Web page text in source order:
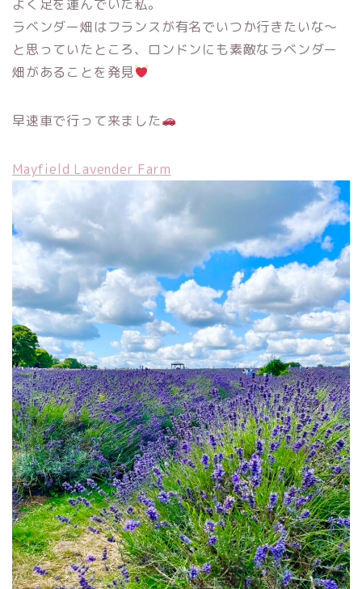
よく足を運んでいた私。
ラベンダー畑はフランスが有名でいつか行きたいな〜
と思っていたところ、ロンドンにも素敵なラベンダー
畑があることを発見
早速車で行って来ました
Mayfield Lavender Farm